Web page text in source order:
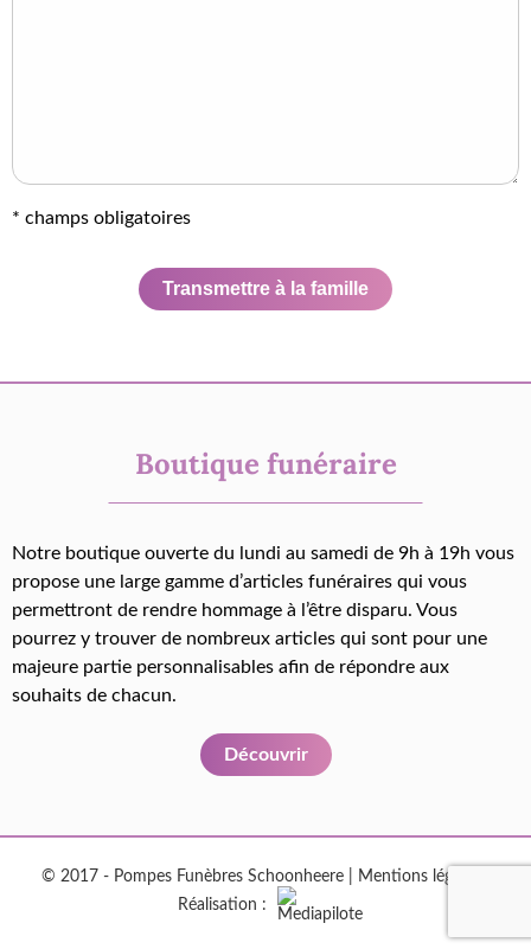
* champs obligatoires
Transmettre à la famille
Boutique funéraire
Notre boutique ouverte du lundi au samedi de 9h à 19h vous
propose une large gamme d’articles funéraires qui vous
permettront de rendre hommage à l’être disparu. Vous
pourrez y trouver de nombreux articles qui sont pour une
majeure partie personnalisables afin de répondre aux
souhaits de chacun.
Découvrir
© 2017 - Pompes Funèbres Schoonheere | Mentions légales
Réalisation :